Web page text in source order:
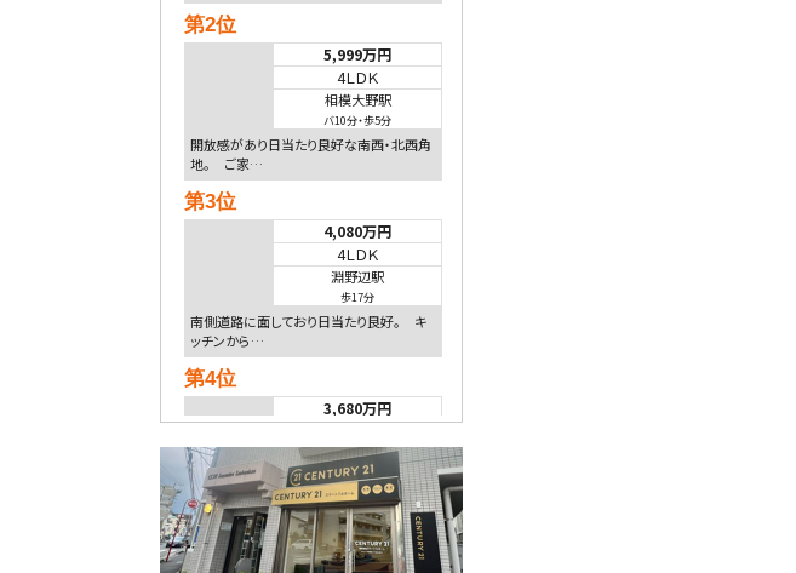
第2位
5,999万円
4ＬＤＫ
相模大野駅
バ10分・歩5分
開放感があり日当たり良好な南西・北西角
地。 ご家…
第3位
4,080万円
4ＬＤＫ
淵野辺駅
歩17分
南側道路に面しており日当たり良好。 キ
ッチンから…
第4位
3,680万円
海老名駅
バ15分 ・歩1分
リビングダイニング部分の床暖房完備 車
並列2台駐…
第5位